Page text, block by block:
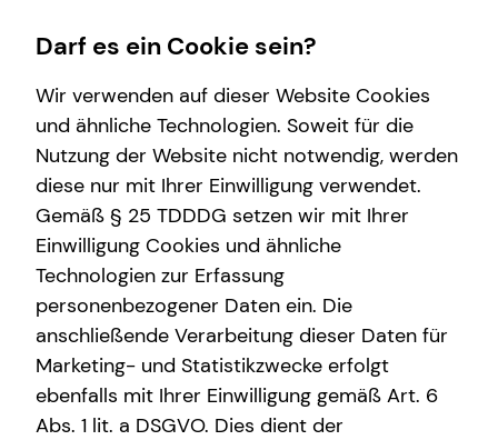
Karriere-Infos
Karrierechancen
Initiativbewerbung
Finanzberatung
Spezialisten-Netzwerk
Immobilienfinanzierung
Kapitalanlage Immobilien
Investment
Altersvorsorge
Wissenswertes
Über tecis
Podcast
teamzukunft
Interview
Impressum
Giusy Fazio-Blome
Selbstständige Repräsentantin für die tecis
Finanzdienstleistungen AG
Alexanderstraße 28
40210 Düsseldorf
Mobil: +49 (160) 6018210
E-Mail:giusy.fazio-blome@tecis.de
Darf es ein Cookie sein?
Wir verwenden auf dieser Website Cookies
und ähnliche Technologien. Soweit für die
Nutzung der Website nicht notwendig, werden
diese nur mit Ihrer Einwilligung verwendet.
Gemäß § 25 TDDDG setzen wir mit Ihrer
Einwilligung Cookies und ähnliche
Technologien zur Erfassung
personenbezogener Daten ein. Die
anschließende Verarbeitung dieser Daten für
Marketing- und Statistikzwecke erfolgt
ebenfalls mit Ihrer Einwilligung gemäß Art. 6
Abs. 1 lit. a DSGVO. Dies dient der